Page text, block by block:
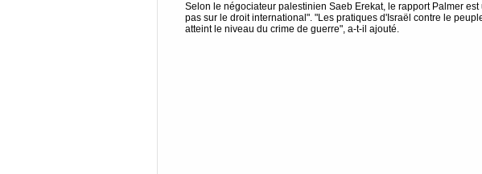
Selon le négociateur palestinien Saeb Erekat, le rapport Palmer
pas sur le droit international". "Les pratiques d'Israël contre le
atteint le niveau du crime de guerre", a-t-il ajouté.